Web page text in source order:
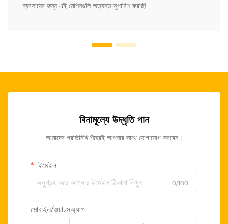
ব্যবসায়ের জন্য এই মেশিনগুলি অত্যন্ত সুপারিশ করছি!
বিনামূল্যে উদ্ধৃতি পান
আমাদের প্রতিনিধি শীঘ্রই আপনার সাথে যোগাযোগ করবেন।
ইমেইল
0/100
মোবাইল/ওয়াটসঅ্যাপ